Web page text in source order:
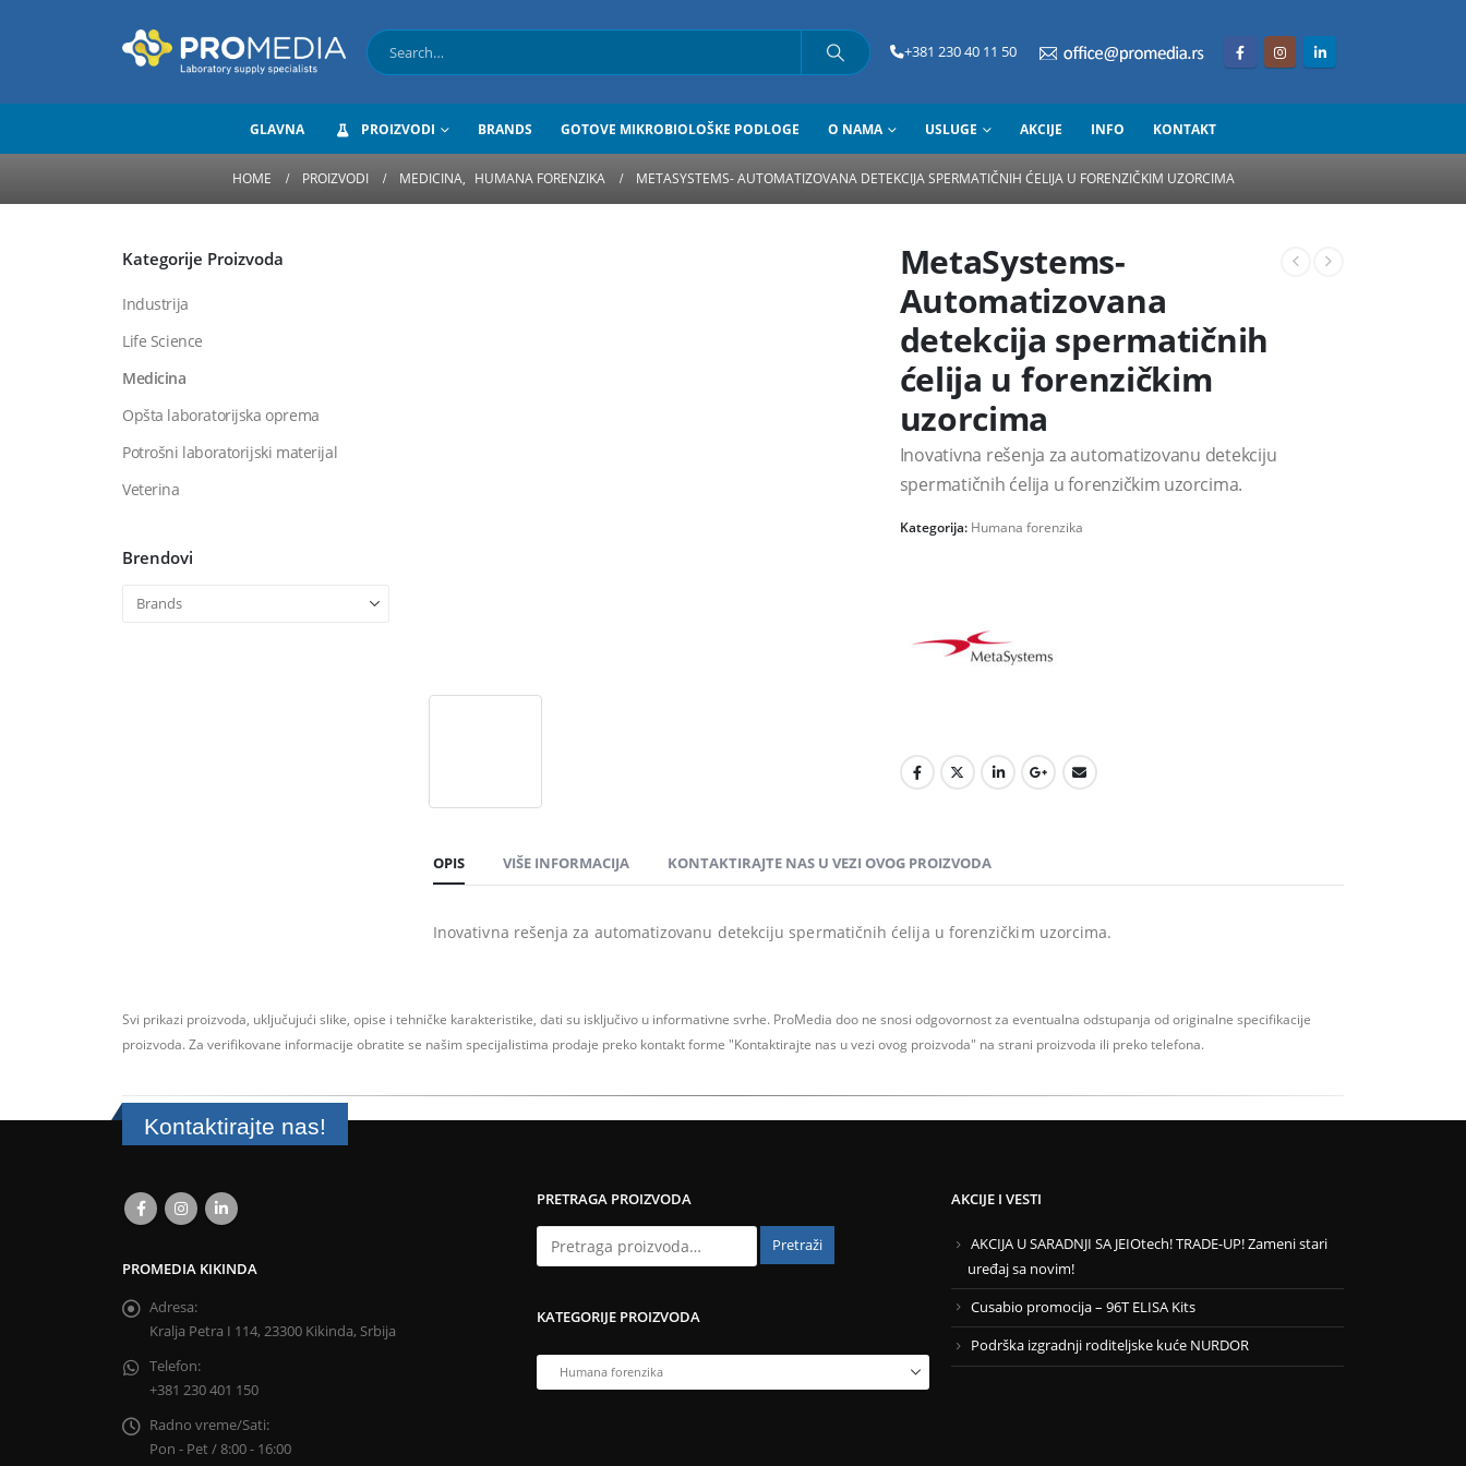
+381 230 40 11 50
GLAVNA PROIZVODI BRANDS GOTOVE MIKROBIOLOŠKE PODLOGE O NAMA USLUGE AKCIJE INFO KONTAKT
HOME PROIZVODI MEDICINA, HUMANA FORENZIKA METASYSTEMS- AUTOMATIZOVANA DETEKCIJA SPERMATIČNIH ĆELIJA U FORENZIČKIM UZORCIMA
MetaSystems-
Automatizovana
detekcija spermatičnih
ćelija u forenzičkim
uzorcima
Inovativna rešenja za automatizovanu detekciju
spermatičnih ćelija u forenzičkim uzorcima.
Kategorija: Humana forenzika
OPIS VIŠE INFORMACIJA KONTAKTIRAJTE NAS U VEZI OVOG PROIZVODA
Inovativna rešenja za automatizovanu detekciju spermatičnih ćelija u forenzičkim uzorcima.
Kategorije Proizvoda
Industrija
Life Science
Medicina
Opšta laboratorijska oprema
Potrošni laboratorijski materijal
Veterina
Brendovi
Svi prikazi proizvoda, uključujući slike, opise i tehničke karakteristike, dati su isključivo u informativne svrhe. ProMedia doo ne snosi odgovornost za eventualna odstupanja od originalne specifikacije
proizvoda. Za verifikovane informacije obratite se našim specijalistima prodaje preko kontakt forme "Kontaktirajte nas u vezi ovog proizvoda" na strani proizvoda ili preko telefona.
Kontaktirajte nas!
PROMEDIA KIKINDA
Adresa:
Kralja Petra I 114, 23300 Kikinda, Srbija
Telefon:
+381 230 401 150
Radno vreme/Sati:
Pon - Pet / 8:00 - 16:00
PRETRAGA PROIZVODA
Pretraži
KATEGORIJE PROIZVODA
AKCIJE I VESTI
AKCIJA U SARADNJI SA JEIOtech! TRADE-UP! Zameni stari
uređaj sa novim!
Cusabio promocija – 96T ELISA Kits
Podrška izgradnji roditeljske kuće NURDOR